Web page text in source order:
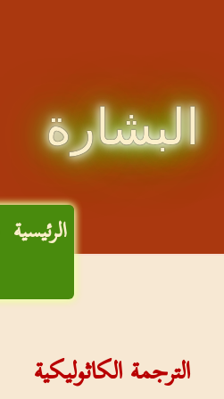
البشارة
الرئيسية
الترجمة الكاثوليكية